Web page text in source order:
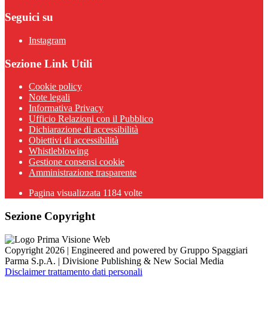
Seguici su
Instagram
Sezione Link Utili
Cookie policy
Note legali
Informativa Privacy
Ufficio Relazioni con il Pubblico
Dichiarazione di accessibilità
Obiettivi di accessibilità
Whistleblowing
Gestione consensi cookie
Amministrazione trasparente
Pagina visualizzata 1184 volte
Sezione Copyright
Copyright 2026 | Engineered and powered by Gruppo Spaggiari
Parma S.p.A. | Divisione Publishing & New Social Media
Disclaimer trattamento dati personali